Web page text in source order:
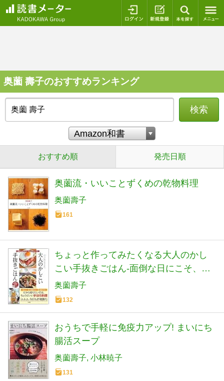
ログイン 新規登録
奥薗 壽子のおすすめランキング
検索
おすすめ順 発売日順
奥薗流・いいことずくめの乾物料理
奥薗壽子
161
ちょっと作ってみたくなる大人のかし
こい手抜きごはん-面倒な日にこそ、背
中をおすレシピ
奥薗壽子
132
おうちで手軽に免疫力アップ! まいにち
腸活スープ
奥薗壽子 小林暁子
131